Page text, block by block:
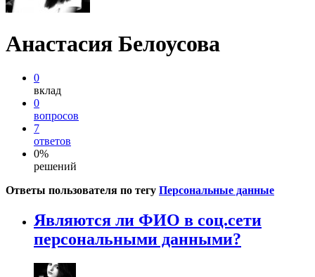
Анастасия Белоусова
0
вклад
0
вопросов
7
ответов
0%
решений
Ответы пользователя по тегу Персональные данные
Являются ли ФИО в соц.сети
персональными данными?